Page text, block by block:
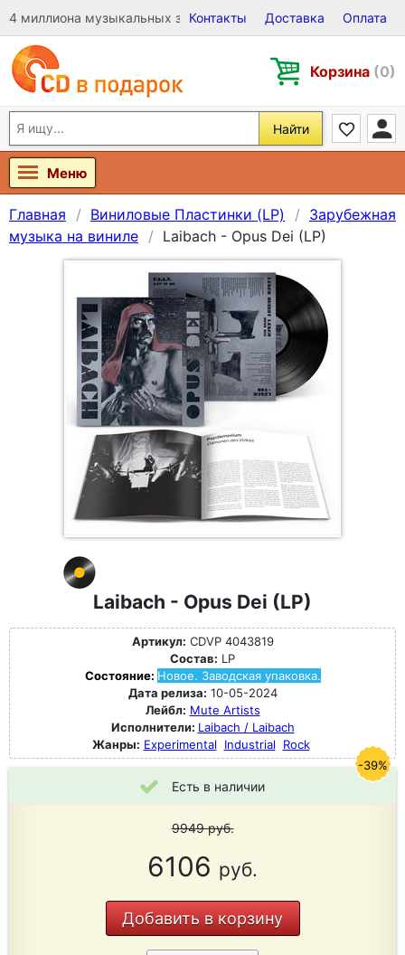
4 миллиона музыкальных записей на Виниле, CD и DVD
Контакты Доставка Оплата
Корзина (0)
Найти
Меню
Главная Виниловые Пластинки (LP)
Зарубежная
музыка на виниле
Laibach - Opus Dei (LP)
Laibach - Opus Dei (LP)
Артикул: CDVP 4043819
Состав: LP
Состояние: Новое. Заводская упаковка.
Дата релиза: 10-05-2024
Лейбл: Mute Artists
Исполнители: Laibach / Laibach
Жанры: Experimental Industrial Rock
Есть в наличии
9949руб.
6106 руб.
Добавить в корзину
-39%